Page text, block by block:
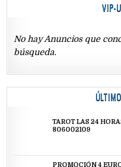
VIP-
No hay Anuncios que
búsqueda.
TAROT LAS 24
806002109
PROMOCIÓN 4